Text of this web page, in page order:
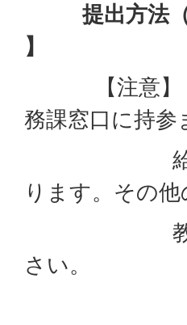
提出方法（3
】
【注意】 私
務課窓口に持
給食費振
ります。その
教育総務
さい。